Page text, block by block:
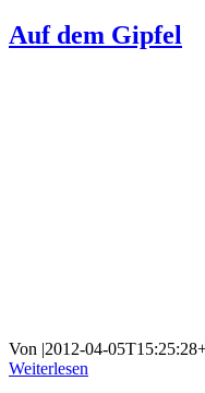
Auf dem Gipfel
Von |2012-04-
Weiterlesen